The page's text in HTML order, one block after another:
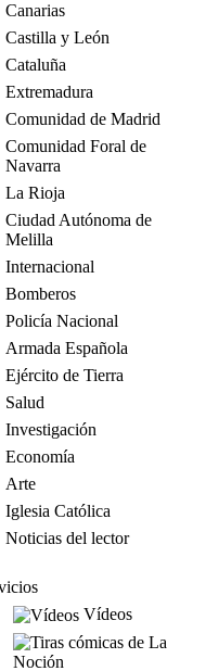
Canarias
Castilla y León
Cataluña
Extremadura
Comunidad de Madrid
Comunidad Foral de
Navarra
La Rioja
Ciudad Autónoma de
Melilla
Internacional
Bomberos
Policía Nacional
Armada Española
Ejército de Tierra
Salud
Investigación
Economía
Arte
Iglesia Católica
Noticias del lector
Vídeos